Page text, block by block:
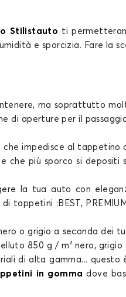
MACAN
Stilistauto ti
e sporcizia. Fare la
ma soprattutto
aperture per il
che impedisce al tappetino
che più sporco si
la tuaauto con
di tappetini :BEST,
o grigio a seconda dei
850 g / m² nero,
di altagamma...
in gomma dove